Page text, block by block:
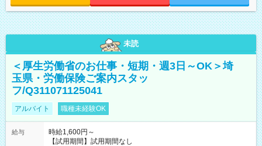
未読
＜厚生労働省のお仕事・短期・週3日～OK＞埼
玉県・労働保険ご案内スタッ
フ/Q311071125041
アルバイト 職種未経験OK
給与
時給1,600円～
【試用期間】試用期間なし